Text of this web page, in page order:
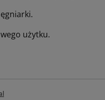
użytku.